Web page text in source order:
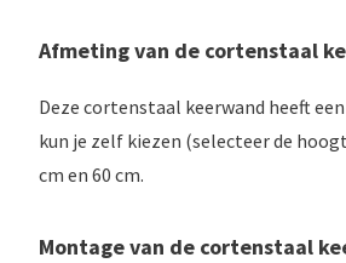
Afmeting van de cortenstaal
Deze cortenstaal keerwand heeft
kun je zelf kiezen (selecteer de
cm en 60 cm.
Montage van de cortenstaal